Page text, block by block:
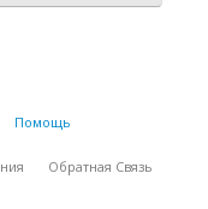
Помощь
Обратная Связь